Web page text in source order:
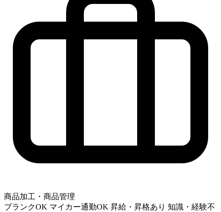
商品加工・商品管理
ブランクOK マイカー通勤OK 昇給・昇格あり 知識・経験不